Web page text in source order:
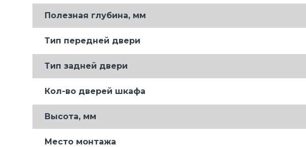
Полезная глубина, мм
Тип передней двери
Тип задней двери
Кол-во дверей шкафа
Высота, мм
Место монтажа